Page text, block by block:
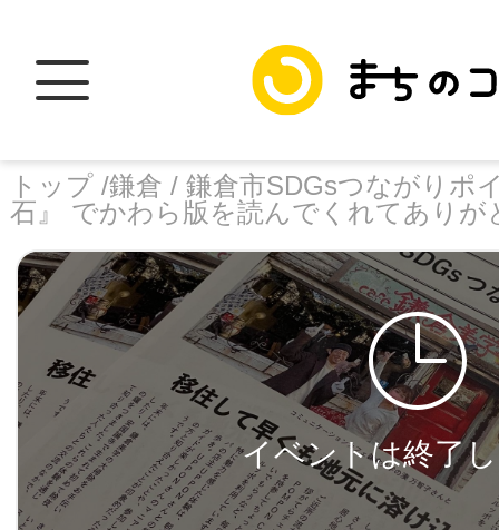
トップ /鎌倉 / 鎌倉市SDGsつながりポ
石』 でかわら版を読んでくれてありが
イベントは終了
facebook
X
トップ
加盟スポットに